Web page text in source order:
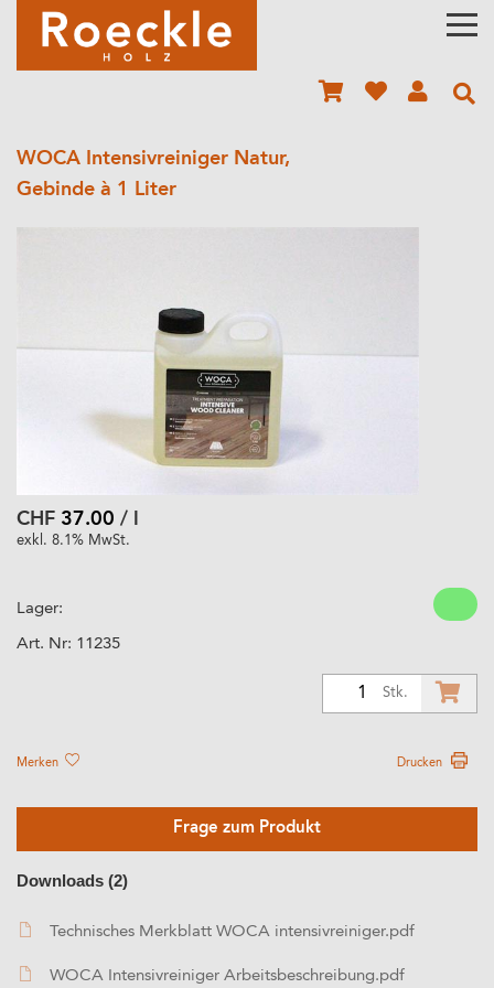
WOCA Intensivreiniger Natur,
Gebinde à 1 Liter
CHF 37.00 / l
exkl. 8.1% MwSt.
Lager:
Art. Nr: 11235
Stk.
Merken Drucken
Frage zum Produkt
Downloads (2)
Technisches Merkblatt WOCA intensivreiniger.pdf
WOCA Intensivreiniger Arbeitsbeschreibung.pdf